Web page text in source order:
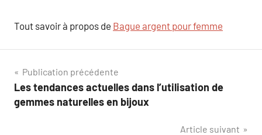
Tout savoir à propos de Bague argent pour femme
Navigation
de
Publication précédente
Les tendances actuelles dans l’utilisation de
gemmes naturelles en bijoux
Article suivant